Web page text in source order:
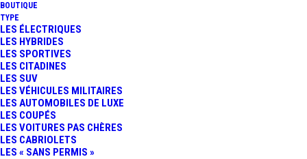
BOUTIQUE
TYPE
LES ÉLECTRIQUES
LES HYBRIDES
LES SPORTIVES
LES CITADINES
LES SUV
LES VÉHICULES MILITAIRES
LES AUTOMOBILES DE LUXE
LES COUPÉS
LES VOITURES PAS CHÈRES
LES CABRIOLETS
LES « SANS PERMIS »
HYUNDAI BAYON : 6,6
L/100 KM DE CONSO EN
VILLE, QUE VAUT
VRAIMENT LE 1.0 T‑GDI ?